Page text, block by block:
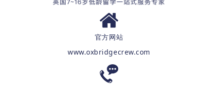
官方网站
www.oxbridgecrew.com